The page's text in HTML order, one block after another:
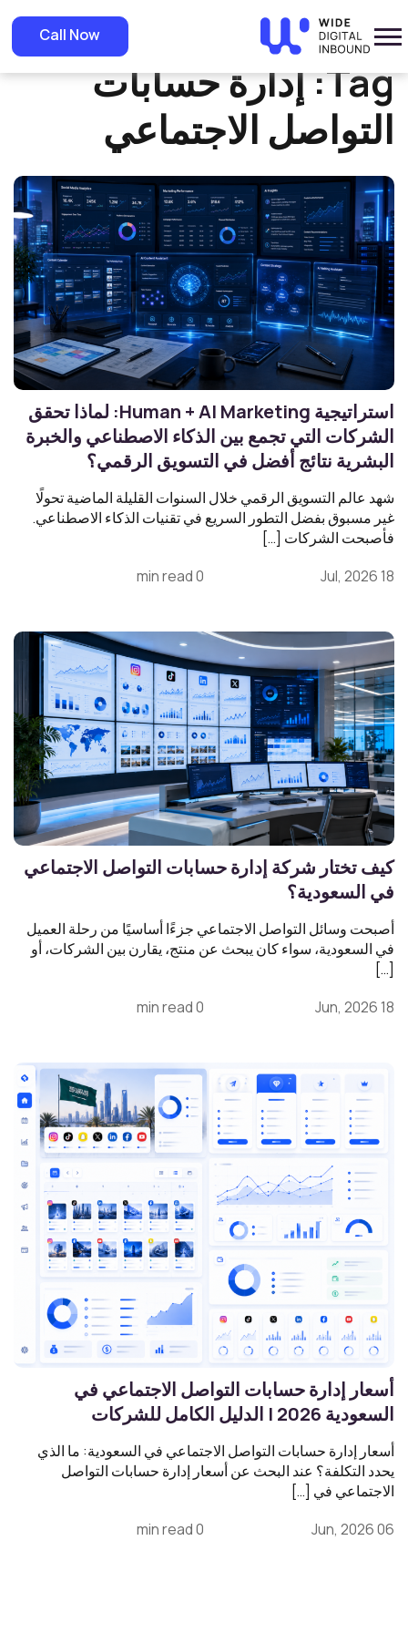
Call Now Home
» إدارة حسابات التواصل الاجتماعي
Tag: إدارة حسابات
التواصل الاجتماعي
استراتيجية Human + AI Marketing: لماذا تحقق
الشركات التي تجمع بين الذكاء الاصطناعي والخبرة
البشرية نتائج أفضل في التسويق الرقمي؟
شهد عالم التسويق الرقمي خلال السنوات القليلة الماضية تحولًا
غير مسبوق بفضل التطور السريع في تقنيات الذكاء الاصطناعي.
فأصبحت الشركات […]
18 Jul, 2026
0 min read
كيف تختار شركة إدارة حسابات التواصل الاجتماعي
في السعودية؟
أصبحت وسائل التواصل الاجتماعي جزءًا أساسيًا من رحلة العميل
في السعودية، سواء كان يبحث عن منتج، يقارن بين الشركات، أو
[…]
18 Jun, 2026
0 min read
أسعار إدارة حسابات التواصل الاجتماعي في
السعودية 2026 | الدليل الكامل للشركات
أسعار إدارة حسابات التواصل الاجتماعي في السعودية: ما الذي
يحدد التكلفة؟ عند البحث عن أسعار إدارة حسابات التواصل
الاجتماعي في […]
06 Jun, 2026
0 min read